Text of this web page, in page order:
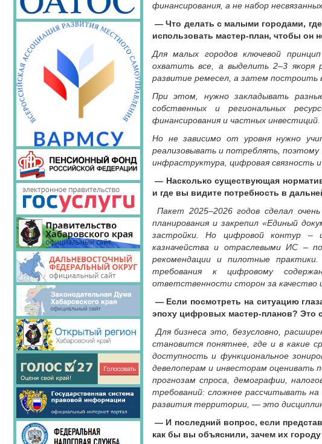
финансирования, а не набор
— Что делать с малыми городами,
использовать мастер-план, чтобы он
Для малых городов ключевой
охватить все, а выделить 2–3
развитие ремесел, а затем построить
При этом, нужно закладывать
собственных и региональных
финансирования и частных инвестиций.
Но не зависимо от уровня нужно
реализовывать и потреблять, поэтому
инфраструктура, цифровая связность
— Насколько существующая
и где вы видите потребность в
Пакет 2025–2026 годов сделал
планирования и закрепил «Единый
застройки. Но цифровой контур –
казначейства и отраслевыми ИС –
рекомендации и пилотные
требования к цифровому
ответственности сторон за качество
— Если посмотреть на ситуацию
эпоху цифровых мастер-планов? Это
Для бизнеса это, безусловно,
становится понятнее, где и в какие
доступность и функциональное
девелоперам и инвесторам оценивать
прогнозам спроса, демографии,
требований: сложнее рассчитывать
развития территории, — это
— И последний вопрос, если
как бы вы объяснили, зачем их